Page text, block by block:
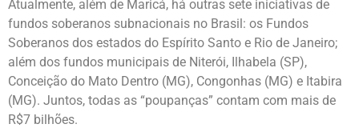
Atualmente, além de Maricá, há outras sete iniciativas de
fundos soberanos subnacionais no Brasil: os Fundos
Soberanos dos estados do Espírito Santo e Rio de Janeiro;
além dos fundos municipais de Niterói, Ilhabela (SP),
Conceição do Mato Dentro (MG), Congonhas (MG) e Itabira
(MG). Juntos, todas as “poupanças” contam com mais de
R$7 bilhões.